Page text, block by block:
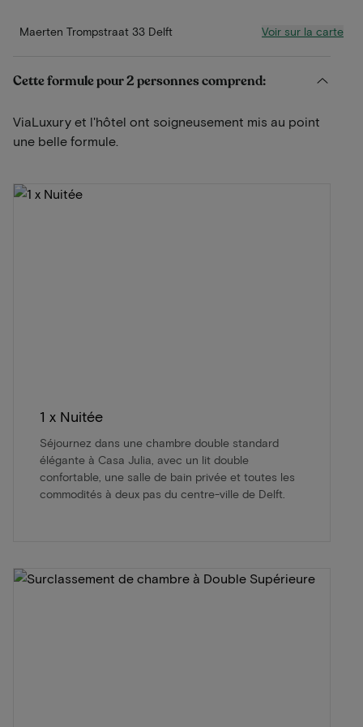
Maerten Trompstraat 33 Delft Voir sur la carte
Cette formule pour 2 personnes comprend:
ViaLuxury et l'hôtel ont soigneusement mis au point
une belle formule.
1 x Nuitée
Séjournez dans une chambre double standard
élégante à Casa Julia, avec un lit double
confortable, une salle de bain privée et toutes les
commodités à deux pas du centre-ville de Delft.